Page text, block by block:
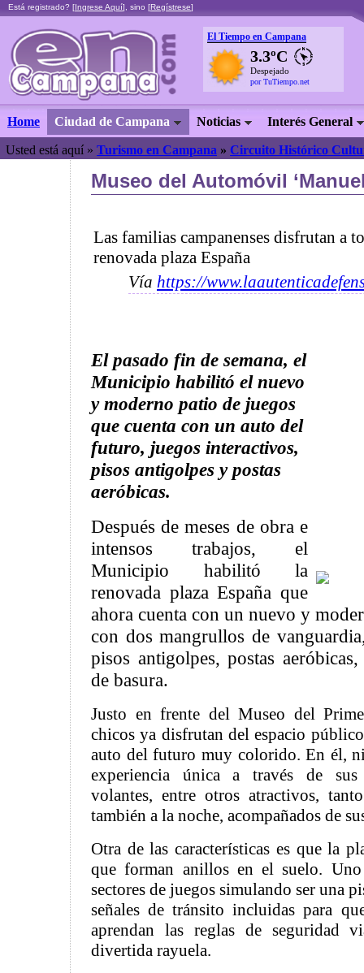
Está registrado? [Ingrese Aquí], sino [Regístrese]
El Tiempo en Campana
3.3ºC
Despejado
por TuTiempo.net
Home Ciudad de Campana Noticias Interés General
Usted está aquí » Turismo en Campana » Circuito Histórico
Museo del Automóvil
Las familias campanenses disfrutan a
renovada plaza España
Vía https://
El pasado fin de semana, el
Municipio habilitó el nuevo
y moderno patio de juegos
que cuenta con un auto del
futuro, juegos interactivos,
pisos antigolpes y postas
aeróbicas.
Después de meses de obra e
intensos trabajos, el
Municipio habilitó la
renovada plaza España que
ahora cuenta con un nuevo y
con dos mangrullos de
pisos antigolpes, postas
de basura.
Justo en frente del Museo del
chicos ya disfrutan del espacio
auto del futuro muy colorido. En él,
experiencia única a través de sus
volantes, entre otros atractivos,
también a la noche, acompañados de
Otra de las características es que la
que forman anillos en el suelo.
sectores de juegos simulando ser una
señales de tránsito incluidas para
aprendan las reglas de seguridad
divertida rayuela.